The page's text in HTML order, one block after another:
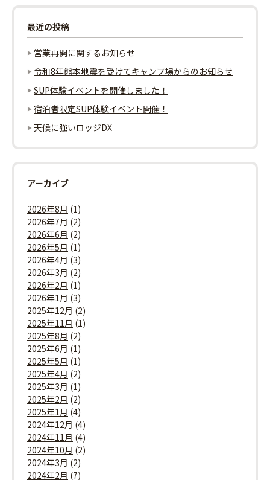
最近の投稿
営業再開に関するお知らせ
令和8年熊本地震を受けてキャンプ場からのお知らせ
SUP体験イベントを開催しました！
宿泊者限定SUP体験イベント開催！
天候に強いロッジDX
アーカイブ
2026年8月 (1)
2026年7月 (2)
2026年6月 (2)
2026年5月 (1)
2026年4月 (3)
2026年3月 (2)
2026年2月 (1)
2026年1月 (3)
2025年12月 (2)
2025年11月 (1)
2025年8月 (2)
2025年6月 (1)
2025年5月 (1)
2025年4月 (2)
2025年3月 (1)
2025年2月 (2)
2025年1月 (4)
2024年12月 (4)
2024年11月 (4)
2024年10月 (2)
2024年3月 (2)
2024年2月 (7)